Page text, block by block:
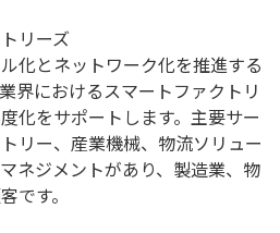
リーズ
化とネットワーク化を推進する
界におけるスマートファクトリ
化をサポートします。主要サー
リー、産業機械、物流ソリュー
ネジメントがあり、製造業、物
です。